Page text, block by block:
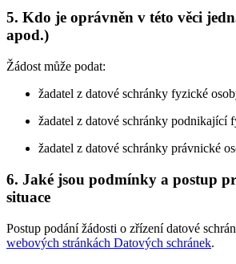
5. Kdo je oprávněn v této věci
apod.)
Žádost může podat:
žadatel z datové schránky fyzické
žadatel z datové schránky podnikající
žadatel z datové schránky právnické
6. Jaké jsou podmínky a postup
situace
Postup podání žádosti o zřízení datové
webových stránkách Datových schránek.